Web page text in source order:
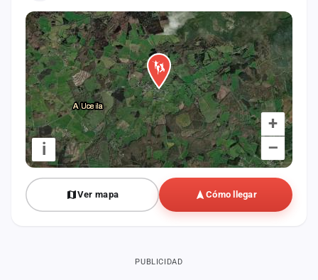
+
–
i
Ver mapa Cómo llegar
PUBLICIDAD